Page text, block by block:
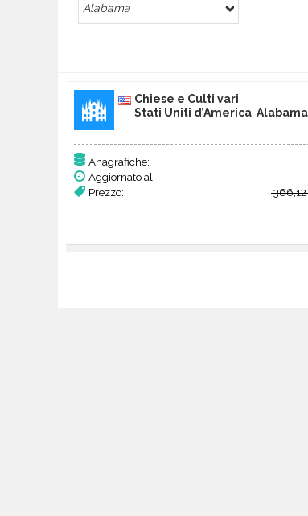
Alabama
Chiese e Culti vari
Stati Uniti d’America Alabama
Anagrafiche:
Aggiornato al:
Prezzo: